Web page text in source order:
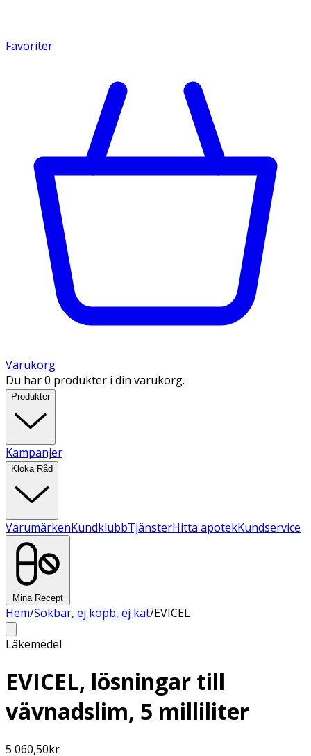
Favoriter
Varukorg
Du har 0 produkter i din varukorg.
Produkter
Kampanjer
Kloka Råd
VarumärkenKundklubbTjänsterHitta apotekKundservice
Mina Recept
Hem/Sökbar, ej köpb, ej kat/EVICEL
Läkemedel
EVICEL, lösningar till
vävnadslim, 5 milliliter
5 060,50kr